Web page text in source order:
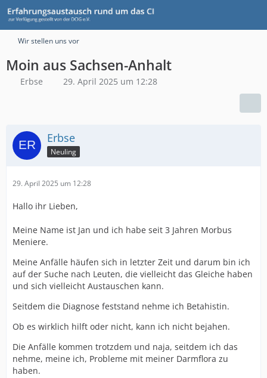
Wir stellen uns vor
Moin aus Sachsen-Anhalt
Erbse 29. April 2025 um 12:28
Erbse
Neuling
29. April 2025 um 12:28
Hallo ihr Lieben,
Meine Name ist Jan und ich habe seit 3 Jahren Morbus
Meniere.
Meine Anfälle häufen sich in letzter Zeit und darum bin ich
auf der Suche nach Leuten, die vielleicht das Gleiche haben
und sich vielleicht Austauschen kann.
Seitdem die Diagnose feststand nehme ich Betahistin.
Ob es wirklich hilft oder nicht, kann ich nicht bejahen.
Die Anfälle kommen trotzdem und naja, seitdem ich das
nehme, meine ich, Probleme mit meiner Darmflora zu
haben.